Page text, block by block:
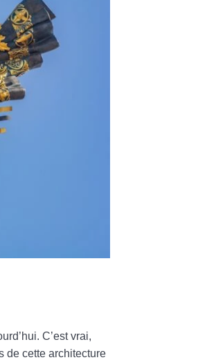
C’est vrai,
de cette architecture